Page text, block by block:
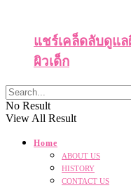
แชร์เคล็ดลับดูแ
ผิวเด็ก
No Result
View All Result
Home
ABOUT US
HISTORY
CONTACT US